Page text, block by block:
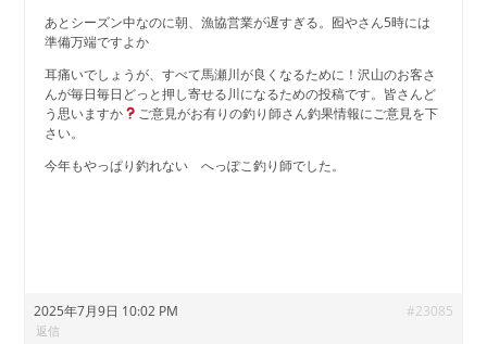
あとシーズン中なのに朝、漁協営業が遅すぎる。囮やさん5時には
準備万端ですよか
耳痛いでしょうが、すべて馬瀬川が良くなるために！沢山のお客さ
んが毎日毎日どっと押し寄せる川になるための投稿です。皆さんど
う思いますか
ご意見がお有りの釣り師さん釣果情報にご意見を下
さい。
今年もやっぱり釣れない へっぽこ釣り師でした。
2025年7月9日 10:02 PM #23085
返信